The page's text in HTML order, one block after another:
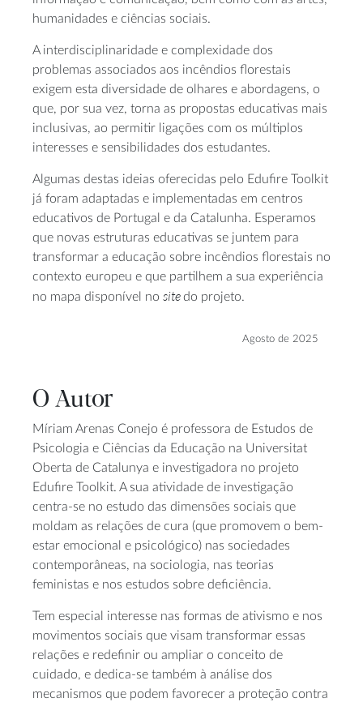
humanidades e ciências sociais.
A interdisciplinaridade e complexidade dos
problemas associados aos incêndios florestais
exigem esta diversidade de olhares e abordagens, o
que, por sua vez, torna as propostas educativas mais
inclusivas, ao permitir ligações com os múltiplos
interesses e sensibilidades dos estudantes.
Algumas destas ideias oferecidas pelo Edufire Toolkit
já foram adaptadas e implementadas em centros
educativos de Portugal e da Catalunha. Esperamos
que novas estruturas educativas se juntem para
transformar a educação sobre incêndios florestais no
contexto europeu e que partilhem a sua experiência
no mapa disponível no sitedo projeto.
Agosto de 2025
O Autor
Míriam Arenas Conejo é professora de Estudos de
Psicologia e Ciências da Educação na Universitat
Oberta de Catalunya e investigadora no projeto
Edufire Toolkit. A sua atividade de investigação
centra-se no estudo das dimensões sociais que
moldam as relações de cura (que promovem o bem-
estar emocional e psicológico) nas sociedades
contemporâneas, na sociologia, nas teorias
feministas e nos estudos sobre deficiência.
Tem especial interesse nas formas de ativismo e nos
movimentos sociais que visam transformar essas
relações e redefinir ou ampliar o conceito de
cuidado, e dedica-se também à análise dos
mecanismos que podem favorecer a proteção contra